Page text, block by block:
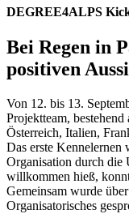
DEGREE4ALPS
Bei Regen in
positiven
Von 12. bis 13.
Projektteam,
Österreich, Italien,
Das erste
Organisation durch die
willkommen hieß,
Gemeinsam wurde
Organisatorisches